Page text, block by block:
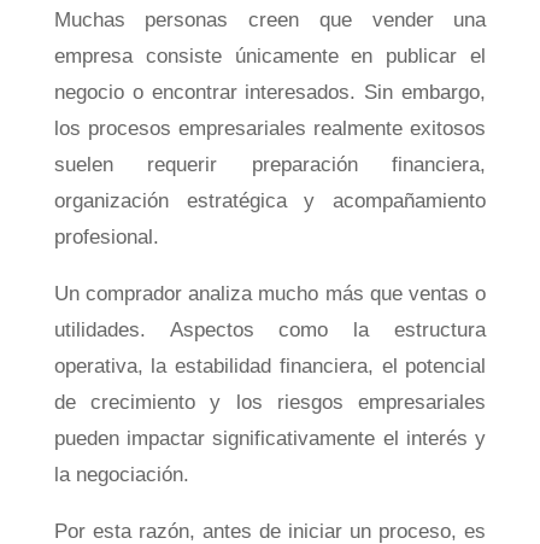
Muchas personas creen que vender una
empresa consiste únicamente en publicar el
negocio o encontrar interesados. Sin embargo,
los procesos empresariales realmente exitosos
suelen requerir preparación financiera,
organización estratégica y acompañamiento
profesional.
Un comprador analiza mucho más que ventas o
utilidades. Aspectos como la estructura
operativa, la estabilidad financiera, el potencial
de crecimiento y los riesgos empresariales
pueden impactar significativamente el interés y
la negociación.
Por esta razón, antes de iniciar un proceso, es